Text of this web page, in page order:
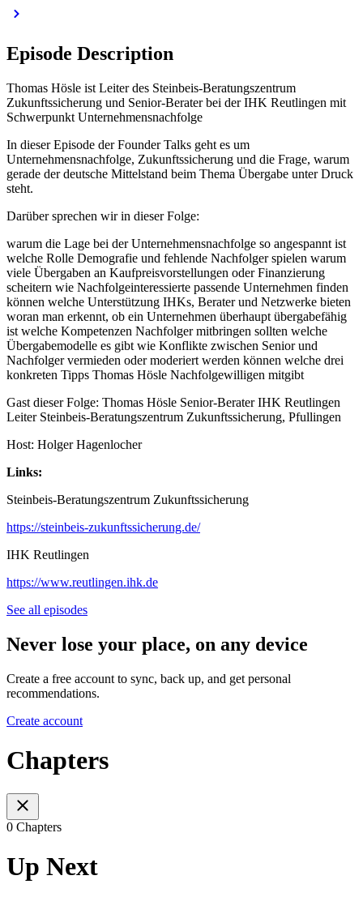
Episode Description
Thomas Hösle ist Leiter des Steinbeis-Beratungszentrum
Zukunftssicherung und Senior-Berater bei der IHK Reutlingen mit
Schwerpunkt Unternehmensnachfolge
In dieser Episode der Founder Talks geht es um
Unternehmensnachfolge, Zukunftssicherung und die Frage, warum
gerade der deutsche Mittelstand beim Thema Übergabe unter Druck
steht.
Darüber sprechen wir in dieser Folge:
warum die Lage bei der Unternehmensnachfolge so angespannt ist
welche Rolle Demografie und fehlende Nachfolger spielen warum
viele Übergaben an Kaufpreisvorstellungen oder Finanzierung
scheitern wie Nachfolgeinteressierte passende Unternehmen finden
können welche Unterstützung IHKs, Berater und Netzwerke bieten
woran man erkennt, ob ein Unternehmen überhaupt übergabefähig
ist welche Kompetenzen Nachfolger mitbringen sollten welche
Übergabemodelle es gibt wie Konflikte zwischen Senior und
Nachfolger vermieden oder moderiert werden können welche drei
konkreten Tipps Thomas Hösle Nachfolgewilligen mitgibt
Gast dieser Folge: Thomas Hösle Senior-Berater IHK Reutlingen
Leiter Steinbeis-Beratungszentrum Zukunftssicherung, Pfullingen
Host: Holger Hagenlocher
Links:
Steinbeis-Beratungszentrum Zukunftssicherung
https://steinbeis-zukunftssicherung.de/
IHK Reutlingen
https://www.reutlingen.ihk.de
See all episodes
Never lose your place, on any device
Create a free account to sync, back up, and get personal
recommendations.
Create account
Chapters
0 Chapters
Up Next